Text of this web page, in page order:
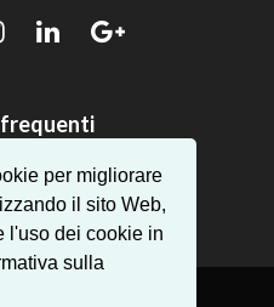
per migliorare
il sito Web,
l'uso dei cookie in
sulla
frequenti
in Algarve